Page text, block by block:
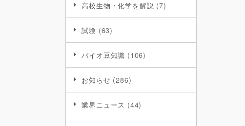
高校生物・化学を解説 (7)
試験 (63)
バイオ豆知識 (106)
お知らせ (286)
業界ニュース (44)